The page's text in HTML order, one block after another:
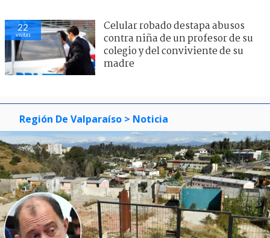
22
visitas
Celular robado destapa abusos
contra niña de un profesor de su
colegio y del conviviente de su
madre
Región De Valparaíso > Noticia